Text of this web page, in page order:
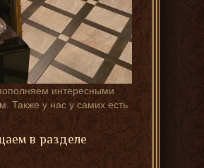
интересными
Также у нас у самих есть
в разделе